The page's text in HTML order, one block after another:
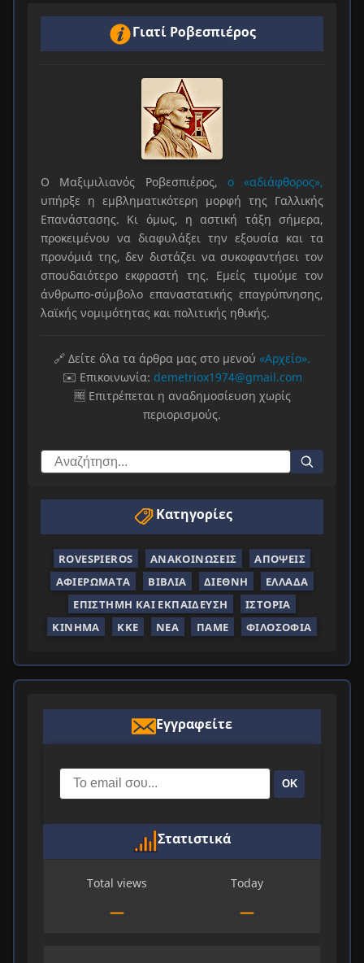
Γιατί Ροβεσπιέρος
Ο Μαξιμιλιανός Ροβεσπιέρος, ο «αδιάφθορος»,
υπήρξε η εμβληματικότερη μορφή της Γαλλικής
Επανάστασης. Κι όμως, η αστική τάξη σήμερα,
προκειμένου να διαφυλάξει την εξουσία και τα
προνόμιά της, δεν διστάζει να συκοφαντήσει τον
σπουδαιότερο εκφραστή της. Εμείς τιμούμε τον
άνθρωπο-σύμβολο επαναστατικής επαγρύπνησης,
λαϊκής νομιμότητας και πολιτικής ηθικής.
🔗 Δείτε όλα τα άρθρα μας στο μενού «Αρχείο».
✉️ Επικοινωνία: demetriox1974@gmail.com
🆓 Επιτρέπεται η αναδημοσίευση χωρίς
περιορισμούς.
Κατηγορίες
ROVESPIEROS ΑΝΑΚΟΙΝΏΣΕΙΣ
ΑΠΌΨΕΙΣ
ΑΦΙΕΡΏΜΑΤΑ
ΒΙΒΛΊΑ ΔΙΕΘΝΉ
ΕΛΛΆΔΑ
ΕΠΙΣΤΉΜΗ ΚΑΙ ΕΚΠΑΊΔΕΥΣΗ
ΙΣΤΟΡΊΑ
ΚΊΝΗΜΑ
ΚΚΕ ΝΈΑ ΠΑΜΕ ΦΙΛΟΣΟΦΊΑ
Εγγραφείτε
ΟΚ
Στατιστικά
Total views
—
Today
—